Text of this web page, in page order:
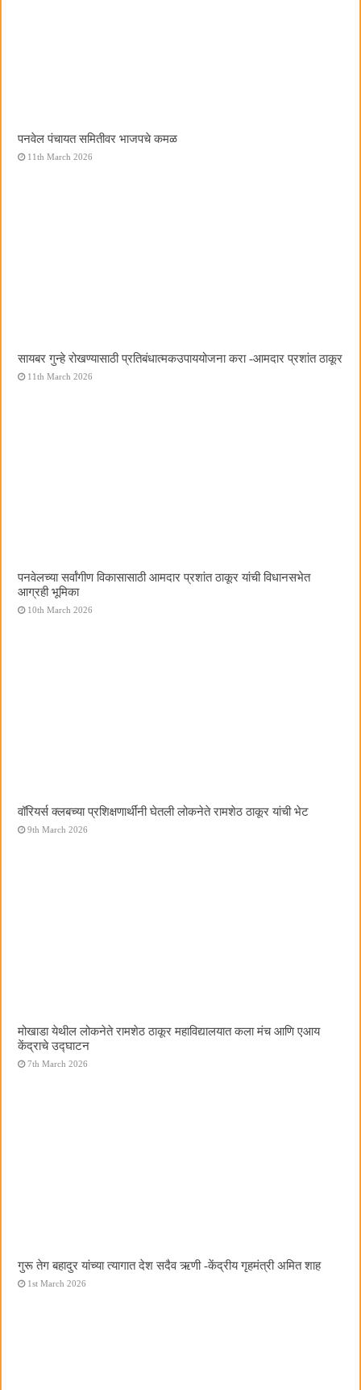
पनवेल पंचायत समितीवर भाजपचे कमळ
11th March 2026
सायबर गुन्हे रोखण्यासाठी प्रतिबंधात्मकउपाययोजना करा -आमदार प्रशांत ठाकूर
11th March 2026
पनवेलच्या सर्वांगीण विकासासाठी आमदार प्रशांत ठाकूर यांची विधानसभेत
आग्रही भूमिका
10th March 2026
वॉरियर्स क्लबच्या प्रशिक्षणार्थींनी घेतली लोकनेते रामशेठ ठाकूर यांची भेट
9th March 2026
मोखाडा येथील लोकनेते रामशेठ ठाकूर महाविद्यालयात कला मंच आणि एआय
केंद्राचे उद्घाटन
7th March 2026
गुरू तेग बहादुर यांच्या त्यागात देश सदैव ऋणी -केंद्रीय गृहमंत्री अमित शाह
1st March 2026